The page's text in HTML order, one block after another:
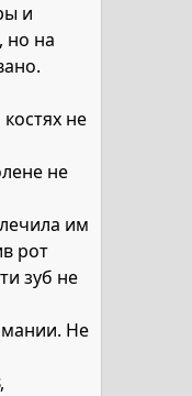
и
но на
не
не
им
рот
зуб не
Не